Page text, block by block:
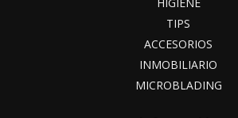
TIPS
ACCESORIOS
INMOBILIARIO
MICROBLADING